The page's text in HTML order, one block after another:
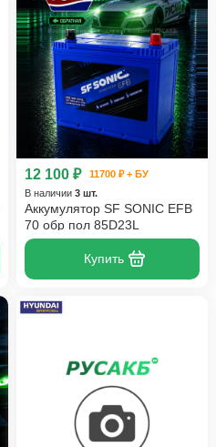
12 100 ₽
11700 ₽ + БУ
В наличии 3 шт.
Аккумулятор SF SONIC EFB
70 обр пол 85D23L
Купить